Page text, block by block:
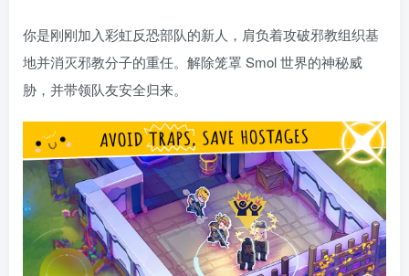
你是刚刚加入彩虹反恐部队的新人，肩负着攻破邪教组织基
地并消灭邪教分子的重任。解除笼罩 Smol 世界的神秘威
胁，并带领队友安全归来。